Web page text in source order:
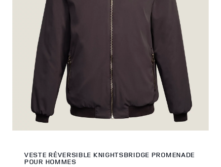
VESTE RÉVERSIBLE KNIGHTSBRIDGE PROMENADE
POUR HOMMES